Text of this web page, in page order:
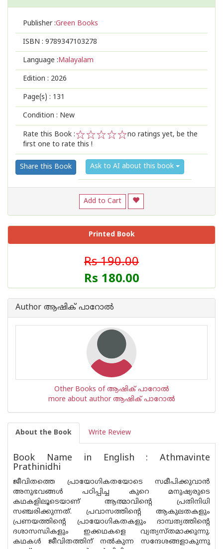
Publisher :Green Books
ISBN : 9789347103278
Language :Malayalam
Edition : 2026
Page(s) : 131
Condition : New
Rate this Book :
2
1
no ratings yet, be the
first one to rate this !
Share this Book Ask to AI about this book
Add to Cart
Printed Book
Rs 190.00
Rs 180.00
Author ആഷിക് പാറോൽ
Other Books of ആഷിക് പാറോൽ
more about author ആഷിക് പാറോൽ
About the Book Write Review
Book Name in English : Athmavinte
Prathinidhi
ജീവിതത്തെ പ്രായോഗികതയോടെ സമീപിക്കുവാൻ
അനുഭവങ്ങൾ പഠിപ്പിച്ച കുറെ മനുഷ്യരുടെ
കഥകളിലൂടെയാണ് ആത്മാവിന്റെ പ്രതിനിധി
സഞ്ചരിക്കുന്നത്. പ്രവാസത്തിൻ്റെ ആകുലതകളും
പ്രണയത്തിന്റെ പ്രായോഗികതകളും ദാമ്പത്യത്തിൻ്റെ
ദശാസന്ധികളും ഇക്കഥകളെ വ്യത്യസ്തമാക്കുന്നു.
കഥകൾ ജീവിതത്തിന് നൽകുന്ന സന്ദേശങ്ങളാകുന്നു